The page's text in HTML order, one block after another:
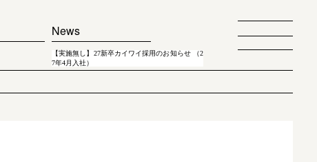
News
【実施無し】27新卒カイワイ採用のお知らせ （2
7年4月入社）